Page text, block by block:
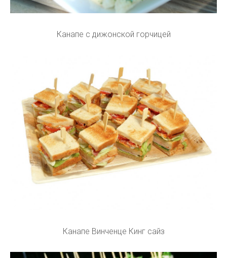
Канапе с дижонской горчицей
Канапе Винченце Кинг сайз